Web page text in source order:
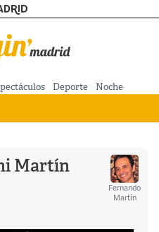
Deporte Noche
Martín
Fernando
Martín